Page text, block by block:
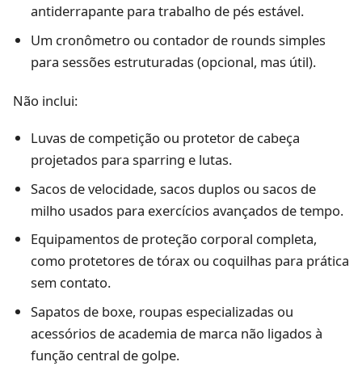
antiderrapante para trabalho de pés estável.
Um cronômetro ou contador de rounds simples
para sessões estruturadas (opcional, mas útil).
Não inclui:
Luvas de competição ou protetor de cabeça
projetados para sparring e lutas.
Sacos de velocidade, sacos duplos ou sacos de
milho usados para exercícios avançados de tempo.
Equipamentos de proteção corporal completa,
como protetores de tórax ou coquilhas para prática
sem contato.
Sapatos de boxe, roupas especializadas ou
acessórios de academia de marca não ligados à
função central de golpe.